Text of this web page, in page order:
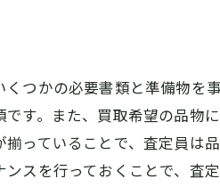
つかの必要書類と準備物を
す。また、買取希望の品物
揃っていることで、査定員は
ンスを行っておくことで、査